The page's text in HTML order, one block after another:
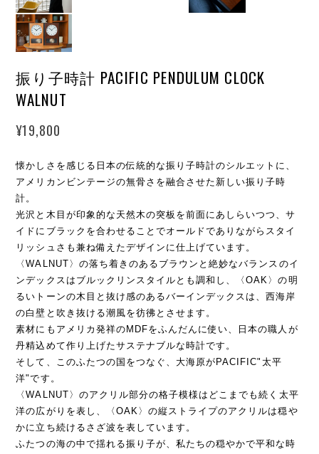
振り子時計 PACIFIC PENDULUM CLOCK
WALNUT
¥19,800
懐かしさを感じる日本の伝統的な振り子時計のシルエットに、
アメリカンビンテージの無骨さを融合させた新しい振り子時
計。
光沢と木目が印象的な天然木の突板を前面にあしらいつつ、サ
イドにブラックを合わせることでオールドでありながらスタイ
リッシュさも兼ね備えたデザインに仕上げています。
〈WALNUT〉の落ち着きのあるブラウンと絶妙なバランスのイ
ンデックスはブルックリンスタイルとも調和し、〈OAK〉の明
るいトーンの木目と抜け感のあるバーインデックスは、西海岸
の白壁と吹き抜ける潮風を彷彿とさせます。
素材にもアメリカ発祥のMDFをふんだんに使い、日本の職人が
丹精込めて作り上げたサステナブルな時計です。
そして、このふたつの国をつなぐ、大海原がPACIFIC"太平
洋"です。
〈WALNUT〉のアクリル部分の格子模様はどこまでも続く太平
洋の広がりを表し、〈OAK〉の縦ストライプのアクリルは穏や
かに立ち続けるさざ波を表しています。
ふたつの海の中で揺れる振り子が、私たちの穏やかで平和な時